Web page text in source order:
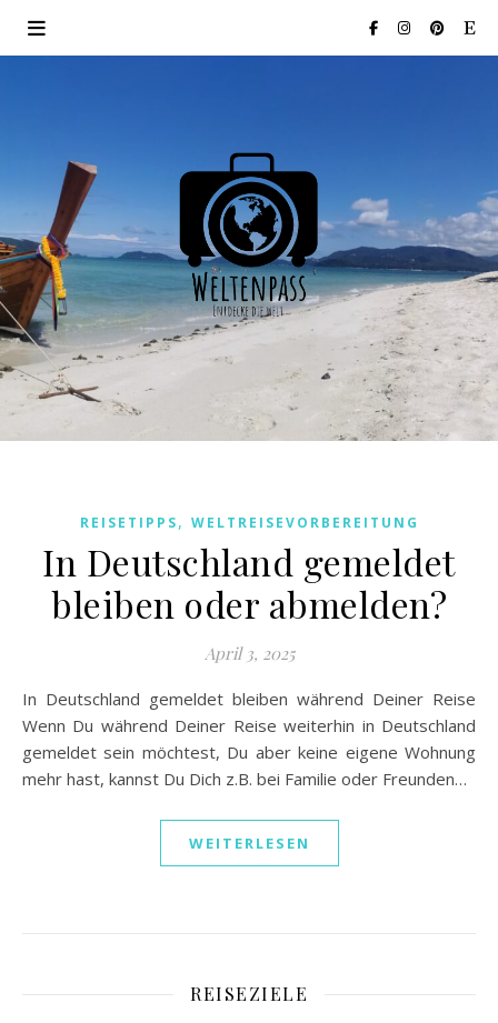
REISETIPPS, WELTREISEVORBEREITUNG
In Deutschland gemeldet
bleiben oder abmelden?
April 3, 2025
In Deutschland gemeldet bleiben während Deiner Reise
Wenn Du während Deiner Reise weiterhin in Deutschland
gemeldet sein möchtest, Du aber keine eigene Wohnung
mehr hast, kannst Du Dich z.B. bei Familie oder Freunden…
WEITERLESEN
REISEZIELE